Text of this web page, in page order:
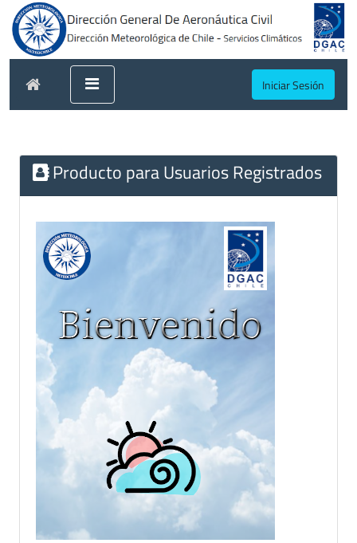
Iniciar Sesión
Producto para Usuarios Registrados